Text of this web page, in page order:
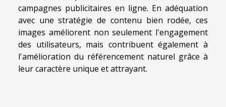
campagnes publicitaires en ligne. En adéquation
avec une stratégie de contenu bien rodée, ces
images améliorent non seulement l'engagement
des utilisateurs, mais contribuent également à
l'amélioration du référencement naturel grâce à
leur caractère unique et attrayant.